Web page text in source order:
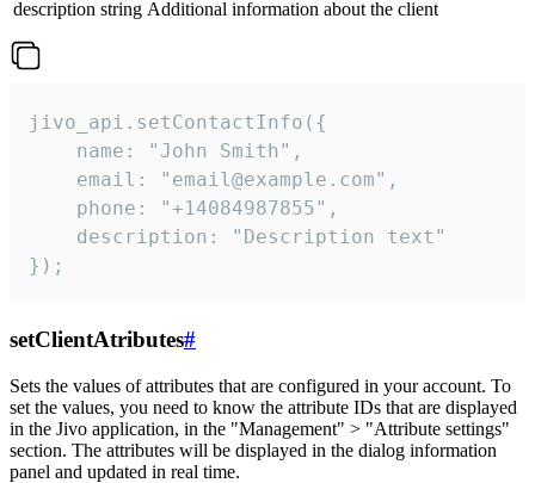
description string Additional information about the client
jivo_api.setContactInfo({
    name: "John Smith",
    email: "email@example.com",
    phone: "+14084987855",
    description: "Description text"
});
setClientAtributes#
Sets the values ​​of attributes that are configured in your account. To
set the values, you need to know the attribute IDs that are displayed
in the Jivo application, in the "Management" > "Attribute settings"
section. The attributes will be displayed in the dialog information
panel and updated in real time.